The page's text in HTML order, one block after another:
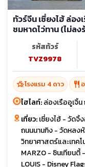
ทัวร์จีน เซี่ยงไฮ้ ล่อ
ชมหาดไว่ทาน (ไม่ลง
รหัสทัวร์
TVZ9978
hotel_classโรงแรม 4 ดาว restaurant
ไฮไลท์:ล่องเรืออูเจิ้
เที่ยว:เซี่ยงไฮ้ - วัดจิ้
ถนนนานกิง - วัดหลง
วิทยาศาสตร์และเทค
MARZO - ซินเทียนตี้ -
LOUIS - Disney